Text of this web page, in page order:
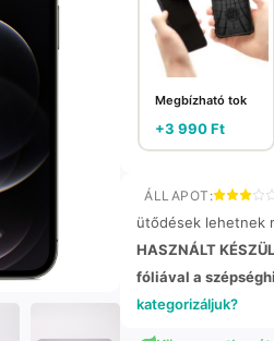
Megbízható tok
+3 990Ft
ÁLLAPOT:
ütődések lehetnek
HASZNÁLT
fóliával a
kategorizáljuk?